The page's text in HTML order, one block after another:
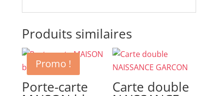
Produits similaires
Promo !
Porte-carte Carte double